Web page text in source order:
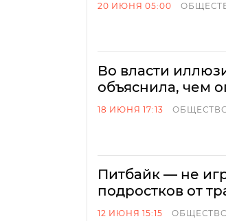
20 ИЮНЯ 05:00
Во власти
объяснила, чем
18 ИЮНЯ 17:13
Питбайк — не
подростков от
12 ИЮНЯ 15:15